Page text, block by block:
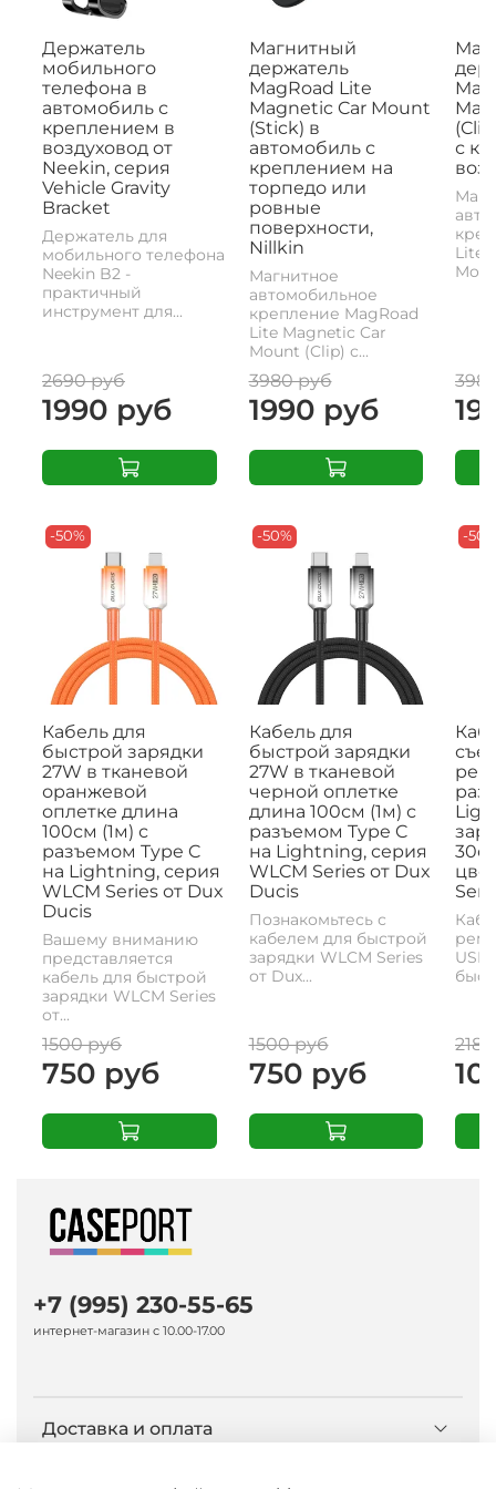
Держатель
мобильного
телефона в
автомобиль с
креплением в
воздуховод от
Neekin, серия
Vehicle Gravity
Bracket
Держатель для
мобильного телефона
Neekin B2 -
практичный
инструмент для...
2690 руб
1990 руб
Магнитный
держатель
MagRoad Lite
Magnetic Car Mount
(Stick) в
автомобиль с
креплением на
торпедо или
ровные
поверхности,
Nillkin
Магнитное
автомобильное
крепление MagRoad
Lite Magnetic Car
Mount (Clip) с...
3980 руб
1990 руб
с
Lite
-50%
Кабель для
быстрой зарядки
27W в тканевой
оранжевой
оплетке длина
100см (1м) с
разъемом Type C
на Lightning, серия
WLCM Series от Dux
Ducis
Вашему вниманию
представляется
кабель для быстрой
зарядки WLCM Series
от...
1500 руб
750 руб
-50%
Кабель для
быстрой зарядки
27W в тканевой
черной оплетке
длина 100см (1м) с
разъемом Type C
на Lightning, серия
WLCM Series от Dux
Ducis
Познакомьтесь с
кабелем для быстрой
зарядки WLCM Series
от Dux...
1500 руб
750 руб
-
Доставка и оплата
+7 (995) 230-55-65
интернет-магазин с 10.00-17.00